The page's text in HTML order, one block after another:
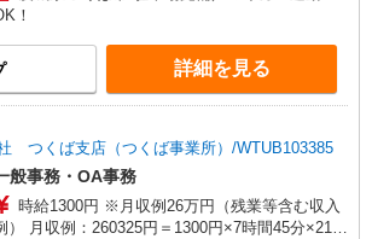
！
詳細を見る
つくば支店（つくば事業所）/WTUB103385
般事務・OA事務
時給1300円 ※月収例26万円（残業等含む収入
） 月収例：260325円＝1300円×7時間45分×21日